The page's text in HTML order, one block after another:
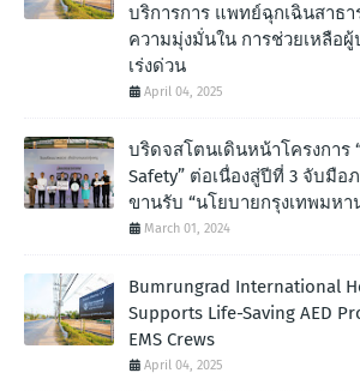
บริการการ แพทย์ฉุกเฉินสาธา
ความมุ่งมั่นใน การช่วยเหลือ
เร่งด่วน
April 04, 2025
บริดจสโตนเดินหน้าโครงการ
Safety” ต่อเนื่องสู่ปีที่ 3 จับมือ
ขานรับ “นโยบายกรุงเทพมหา
March 01, 2024
Bumrungrad International
Supports Life-Saving AED
EMS Crews
April 04, 2025